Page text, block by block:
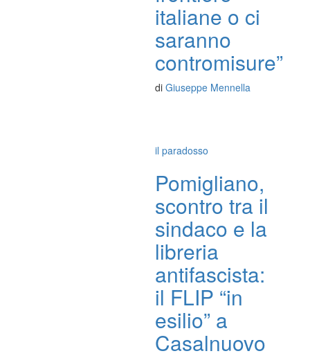
italiane o ci
saranno
contromisure”
di Giuseppe Mennella
il paradosso
Pomigliano,
scontro tra il
sindaco e la
libreria
antifascista:
il FLIP “in
esilio” a
Casalnuovo